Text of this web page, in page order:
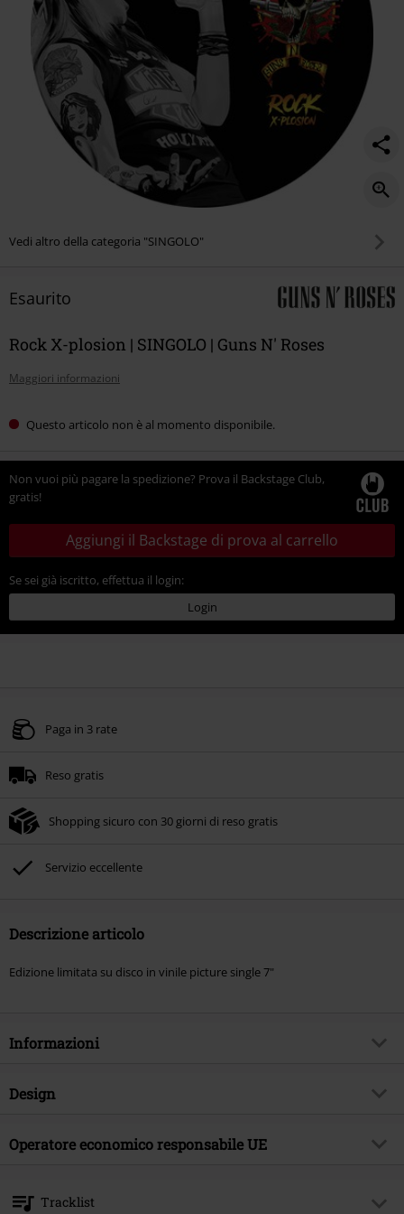
Vedi altro della categoria "SINGOLO"
Esaurito
Rock X-plosion | SINGOLO | Guns N' Roses
Maggiori informazioni
Questo articolo non è al momento disponibile.
Non vuoi più pagare la spedizione? Prova il Backstage Club,
gratis!
Aggiungi il Backstage di prova al carrello
Se sei già iscritto, effettua il login:
Login
Paga in 3 rate
Reso gratis
Shopping sicuro con 30 giorni di reso gratis
Servizio eccellente
Descrizione articolo
Edizione limitata su disco in vinile picture single 7"
Informazioni
Codice articolo
Genere Musicale
Hard Rock
Band
Design
Tipologia prodotto
SINGOLO
Operatore economico responsabile UE
Boulevard der EU 8
Tracklist